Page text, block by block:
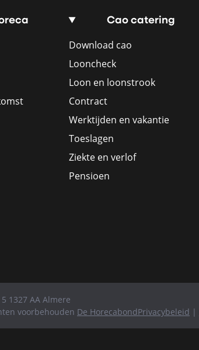
Cao catering
Download cao
Looncheck
Loon en loonstrook
Contract
Werktijden en vakantie
Toeslagen
Ziekte en verlof
Pensioen
1327 AA Almere
voorbehouden De HorecabondPrivacybeleid |